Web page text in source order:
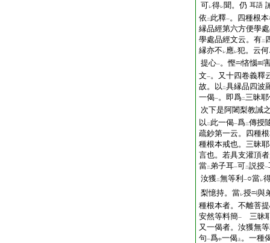
可レ得レ聞。仍 耳語
依 二 此釋一。四種根
縁品經第六方便學
學處品經文云。有二
縁亦不 レ應レ犯。云
提心一。慳 悋惱
文一。又十四卷義釋
故。以 二具縁品四波
一偈一。即爲二三昧
次下是阿闍梨教誡
以 二 此一偈一爲二傳授
疏鈔第一云。四種
種根本戒也。三昧
言也。若具支灌頂
當二 弟子耳一可二説授一
汝獲二無等利 一○當レ
梨憶持。當レ授
與
種根本者。不離菩
安然等料簡一
三昧
又一偈者。汝獲無
句一爲中一偈 上 。一種